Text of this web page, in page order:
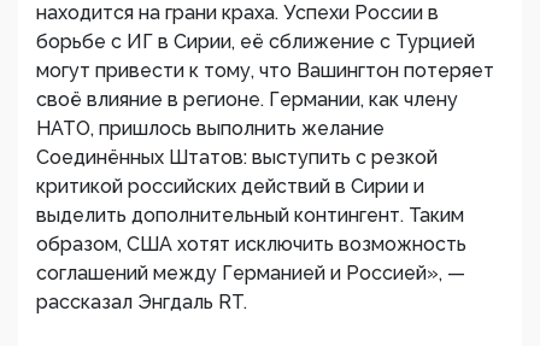
находится на грани краха. Успехи России в
борьбе с ИГ в Сирии, её сближение с Турцией
могут привести к тому, что Вашингтон потеряет
своё влияние в регионе. Германии, как члену
НАТО, пришлось выполнить желание
Соединённых Штатов: выступить с резкой
критикой российских действий в Сирии и
выделить дополнительный контингент. Таким
образом, США хотят исключить возможность
соглашений между Германией и Россией», —
рассказал Энгдаль RT.